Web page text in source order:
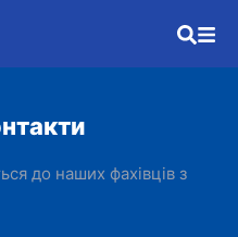
до наших фахівців з